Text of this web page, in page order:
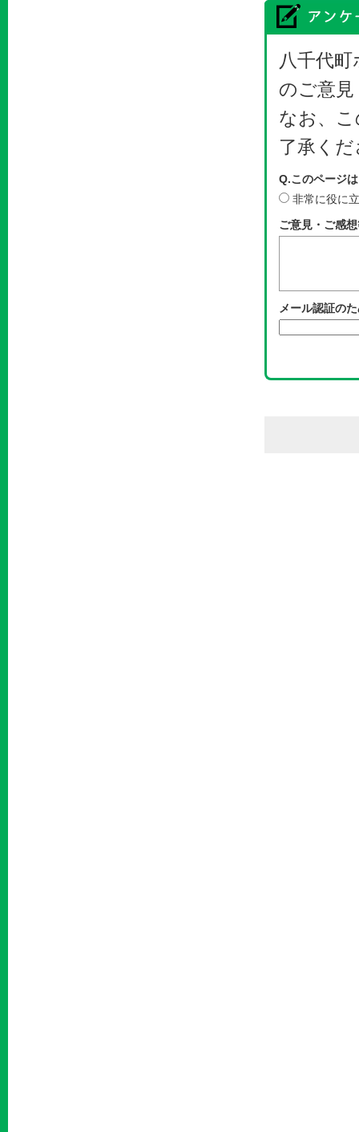
八千代
のご意
なお、
了承く
Q.このページ
非常に役に
ご意見・ご感
メール認証の